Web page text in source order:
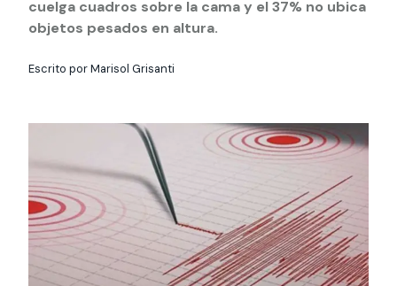
cursos
estadías
Te puede
International
Facultades
interesar:
2025
vinculación con la
sociedad
intercambio
interesar:
Uandes
estudiantiles
cuelga cuadros sobre la cama y el 37% no ubica
objetos pesados en altura.
Escrito por Marisol Grisanti